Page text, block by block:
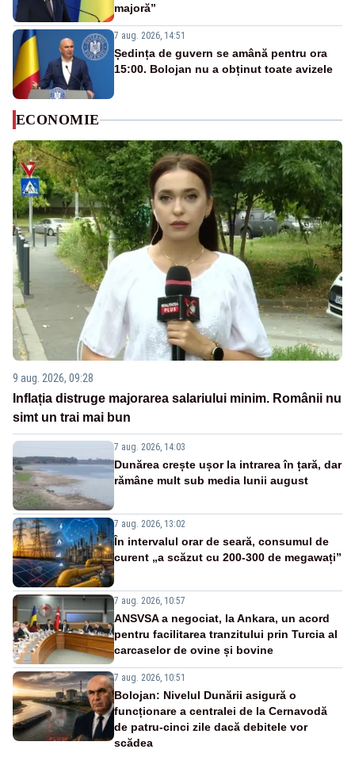
majoră”
7 aug. 2026, 14:51
Ședința de guvern se amână pentru ora
15:00. Bolojan nu a obținut toate avizele
ECONOMIE
9 aug. 2026, 09:28
Inflația distruge majorarea salariului minim. Românii nu
simt un trai mai bun
7 aug. 2026, 14:03
Dunărea crește ușor la intrarea în țară, dar
rămâne mult sub media lunii august
7 aug. 2026, 13:02
În intervalul orar de seară, consumul de
curent „a scăzut cu 200-300 de megawați”
7 aug. 2026, 10:57
ANSVSA a negociat, la Ankara, un acord
pentru facilitarea tranzitului prin Turcia al
carcaselor de ovine și bovine
7 aug. 2026, 10:51
Bolojan: Nivelul Dunării asigură o
funcționare a centralei de la Cernavodă
de patru-cinci zile dacă debitele vor
scădea